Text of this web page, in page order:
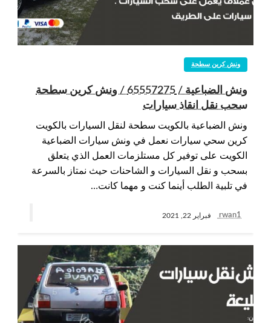
ونش كرين سطحة
ونش الضباعية / 65557275 / ونش كرين سطحة
سحب نقل انقاذ سيارات
ونش الضباعية بالكويت سطحة لنقل السيارات بالكويت
كرين سحي سيارات نعمل في ونش سيارات الضباعية
الكويت على توفير كل مستلزمات العمل الذي يتعلق
بسحب و نقل السيارات و الشاحنات حيث نمتاز بالسرعة
في تلبية الطلب أينما كنت و مهما كانت…
rwan1 فبراير 22, 2021